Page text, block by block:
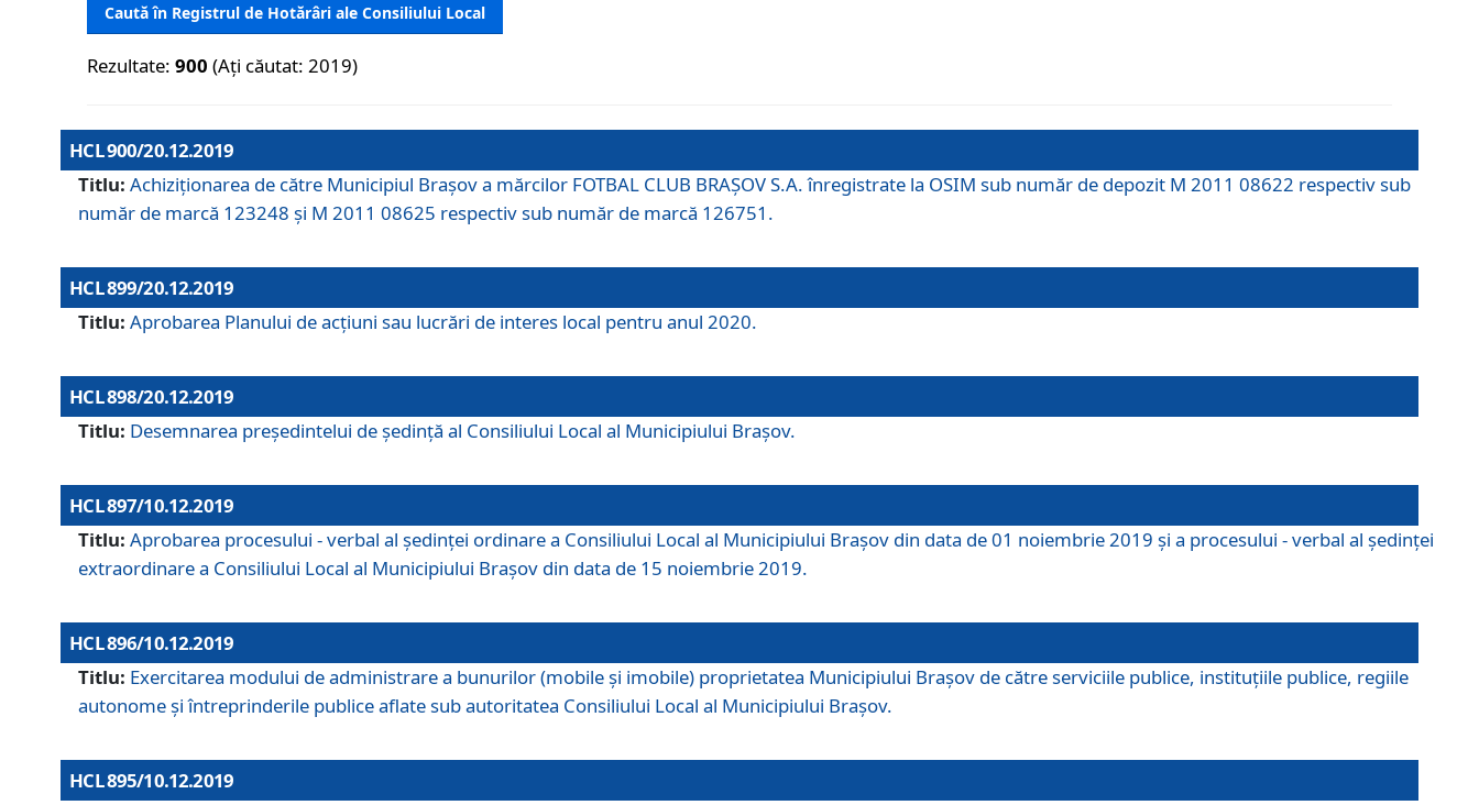
Caută în Registrul de Hotărâri ale Consiliului Local
Rezultate:900 (Ați căutat: 2019)
HCL 900/20.12.2019
Titlu: Achiziționarea de către Municipiul Brașov a mărcilor FOTBAL CLUB BRAȘOV S.A. înregistrate la OSIM sub număr de depozit M 2011 08622 respectiv sub
număr de marcă 123248 și M 2011 08625 respectiv sub număr de marcă 126751.
HCL 899/20.12.2019
Titlu: Aprobarea Planului de acţiuni sau lucrări de interes local pentru anul 2020.
HCL 898/20.12.2019
Titlu: Desemnarea preşedintelui de şedinţă al Consiliului Local al Municipiului Braşov.
HCL 897/10.12.2019
Titlu: Aprobarea procesului - verbal al şedinţei ordinare a Consiliului Local al Municipiului Brașov din data de 01 noiembrie 2019 și a procesului - verbal al ședinței
extraordinare a Consiliului Local al Municipiului Brașov din data de 15 noiembrie 2019.
HCL 896/10.12.2019
Titlu: Exercitarea modului de administrare a bunurilor (mobile și imobile) proprietatea Municipiului Brașov de către serviciile publice, instituțiile publice, regiile
autonome și întreprinderile publice aflate sub autoritatea Consiliului Local al Municipiului Brașov.
HCL 895/10.12.2019